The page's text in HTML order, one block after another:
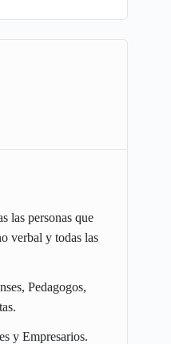
las personas que
verbal y todas las
Pedagogos,
y Empresarios.